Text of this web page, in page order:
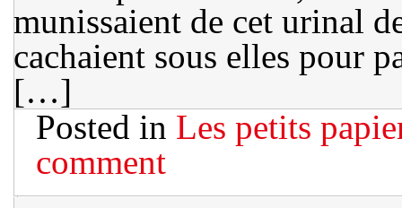
munissaient de cet urinal
cachaient sous elles pour
[…]
Posted in Les petits
comment